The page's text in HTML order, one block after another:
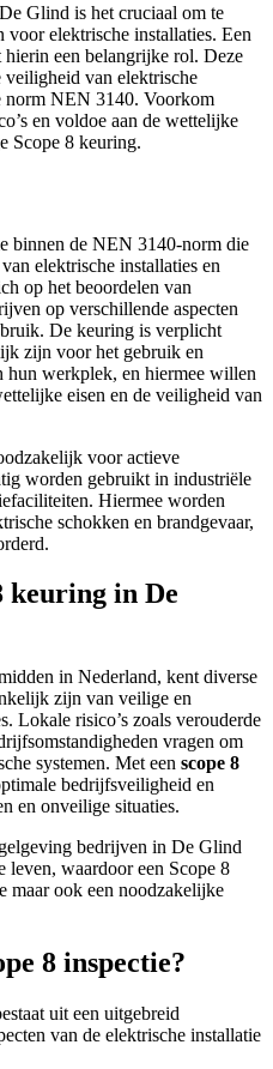
Glind is het cruciaal om te
elektrische installaties. Een
hierin een belangrijke rol. Deze
van elektrische
norm NEN 3140. Voorkom
en voldoe aan de wettelijke
Scope 8 keuring.
binnen de NEN 3140-norm die
elektrische installaties en
op het beoordelen van
op verschillende aspecten
De keuring is verplicht
zijn voor het gebruik en
hun werkplek, en hiermee willen
eisen en de veiligheid van
voor actieve
worden gebruikt in industriële
Hiermee worden
schokken en brandgevaar,
keuring in De
in Nederland, kent diverse
zijn van veilige en
Lokale risico’s zoals verouderde
vragen om
systemen. Met een scope 8
bedrijfsveiligheid en
en onveilige situaties.
bedrijven in De Glind
leven, waardoor een Scope 8
maar ook een noodzakelijke
8 inspectie?
uit een uitgebreid
van de elektrische installatie